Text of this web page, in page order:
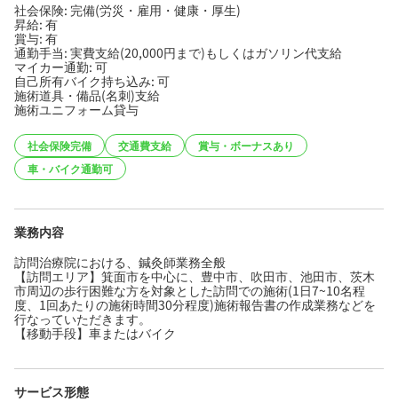
社会保険: 完備(労災・雇用・健康・厚生)
昇給: 有
賞与: 有
通勤手当: 実費支給(20,000円まで)もしくはガソリン代支給
マイカー通勤: 可
自己所有バイク持ち込み: 可
施術道具・備品(名刺)支給
施術ユニフォーム貸与
社会保険完備 交通費支給
賞与・ボーナスあり
車・バイク通勤可
業務内容
訪問治療院における、鍼灸師業務全般
【訪問エリア】箕面市を中心に、豊中市、吹田市、池田市、茨木
市周辺の歩行困難な方を対象とした訪問での施術(1日7~10名程
度、1回あたりの施術時間30分程度)施術報告書の作成業務などを
行なっていただきます。
【移動手段】車またはバイク
サービス形態